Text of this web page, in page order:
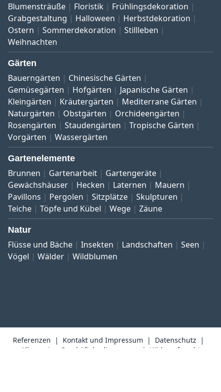
Blumensträuße Floristik
Frühlingsdekoration
Grabgestaltung
Halloween
Herbstdekoration
Ostern
Sommerdekoration
Stillleben
Weihnachten
Gärten
Bauerngärten
Chinesische Gärten
Gemüsegärten
Hofgärten
Japanische Gärten
Kleingärten
Kräutergärten
Mediterrane Gärten
Naturgärten
Obstgärten
Orchideengärten
Rosengärten
Staudengärten
Tropische Gärten
Vorgärten
Wassergärten
Gartenelemente
Brunnen Gartenarbeit
Gartengeräte
Gewächshäuser
Hecken Laternen
Mauern
Pavillons
Pergolen Sitzplätze
Skulpturen
Teiche
Töpfe und Kübel Wege Zäune
Natur
Flüsse und Bäche Insekten Landschaften
Seen
Vögel
Wälder Wildblumen
Referenzen Kontakt und Impressum
Datenschutz
Allgemeine Geschäftsbedingungen
Widerrufsrecht